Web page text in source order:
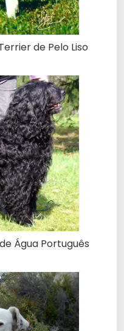
de Pelo Liso
Água Português